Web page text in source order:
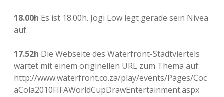
18.00h Es ist 18.00h. Jogi Löw legt gerade sein Nivea
auf.
17.52h Die Webseite des Waterfront-Stadtviertels
wartet mit einem originellen URL zum Thema auf:
http://www.waterfront.co.za/play/events/Pages/Coc
aCola2010FIFAWorldCupDrawEntertainment.aspx